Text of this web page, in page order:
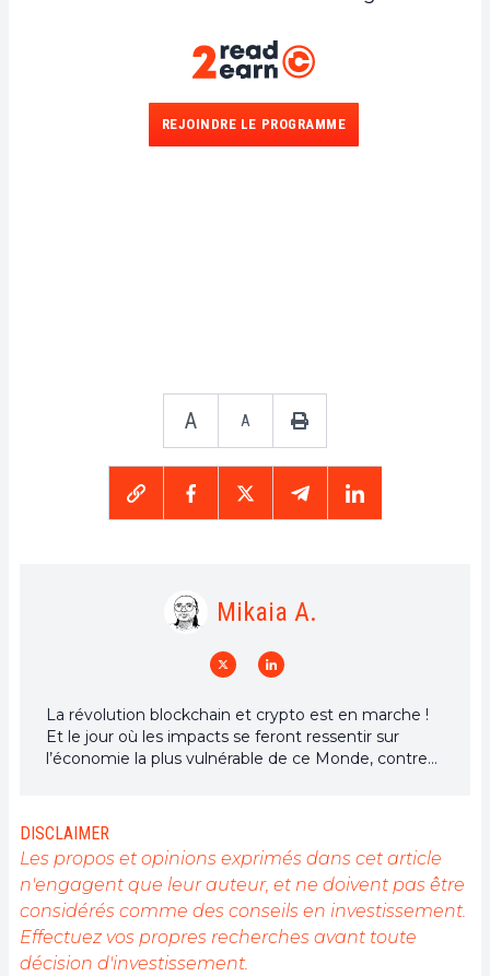
REJOINDRE LE PROGRAMME
A A
Mikaia A.
La révolution blockchain et crypto est en marche !
Et le jour où les impacts se feront ressentir sur
l’économie la plus vulnérable de ce Monde, contre
DISCLAIMER
Les propos et opinions exprimés dans cet article
n'engagent que leur auteur, et ne doivent pas être
considérés comme des conseils en investissement.
Effectuez vos propres recherches avant toute
décision d'investissement.